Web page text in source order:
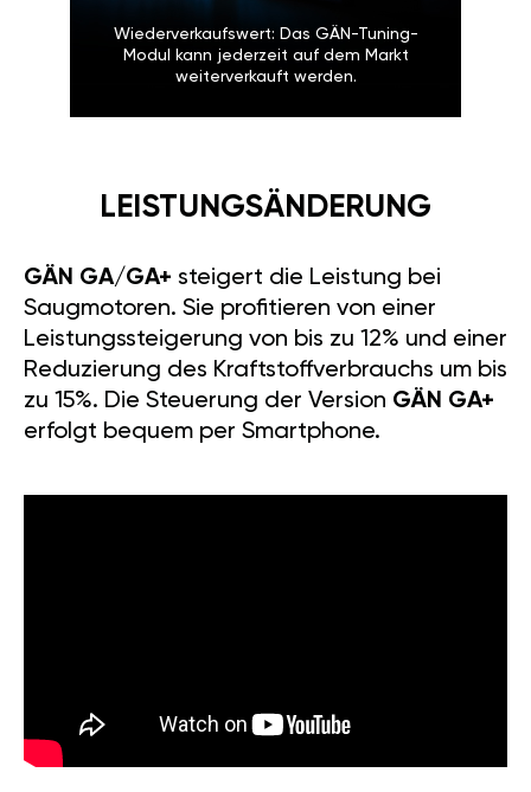
Wiederverkaufswert: Das GÄN-Tuning-
Modul kann jederzeit auf dem Markt
weiterverkauft werden.
LEISTUNGSÄNDERUNG
GÄN GA/GA+ steigert die Leistung bei
Saugmotoren. Sie profitieren von einer
Leistungssteigerung von bis zu 12% und einer
Reduzierung des Kraftstoffverbrauchs um bis
zu 15%. Die Steuerung der Version GÄN GA+
erfolgt bequem per Smartphone.